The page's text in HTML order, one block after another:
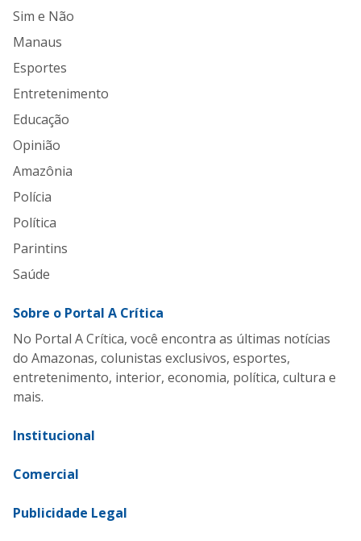
Sim e Não
Manaus
Esportes
Entretenimento
Educação
Opinião
Amazônia
Polícia
Política
Parintins
Saúde
Sobre o Portal A Crítica
No Portal A Crítica, você encontra as últimas notícias
do Amazonas, colunistas exclusivos, esportes,
entretenimento, interior, economia, política, cultura e
mais.
Institucional
Comercial
Publicidade Legal